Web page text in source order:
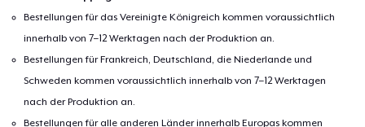
Bestellungen für das Vereinigte Königreich kommen voraussichtlich
innerhalb von 7–12 Werktagen nach der Produktion an.
Bestellungen für Frankreich, Deutschland, die Niederlande und
Schweden kommen voraussichtlich innerhalb von 7–12 Werktagen
nach der Produktion an.
Bestellungen für alle anderen Länder innerhalb Europas kommen